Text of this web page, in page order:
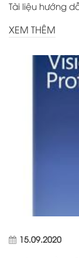
Tài liệu hướng
XEM THÊM
15.09.2020